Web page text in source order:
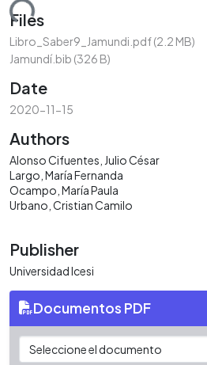
Files
Libro_Saber9_Jamundi.pdf(2.2 MB)
Jamundí.bib (326 B)
Date
2020-11-15
Authors
Alonso Cifuentes, Julio César
Largo, María Fernanda
Ocampo, María Paula
Urbano, Cristian Camilo
Publisher
Universidad Icesi
Documentos PDF